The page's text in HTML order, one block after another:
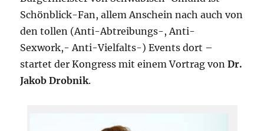
Schönblick-Fan, allem Anschein nach auch von
den tollen (Anti-Abtreibungs-, Anti-
Sexwork,- Anti-Vielfalts-) Events dort –
startet der Kongress mit einem Vortrag vonDr.
Jakob Drobnik.